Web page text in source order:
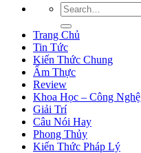
Trang Chủ
Tin Tức
Kiến Thức Chung
Ẩm Thực
Review
Khoa Học – Công Nghệ
Giải Trí
Câu Nói Hay
Phong Thủy
Kiến Thức Pháp Lý